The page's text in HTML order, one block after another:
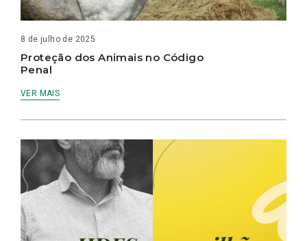
8 de julho de 2025
Proteção dos Animais no Código
Penal
VER MAIS